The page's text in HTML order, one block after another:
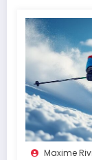
Maxime